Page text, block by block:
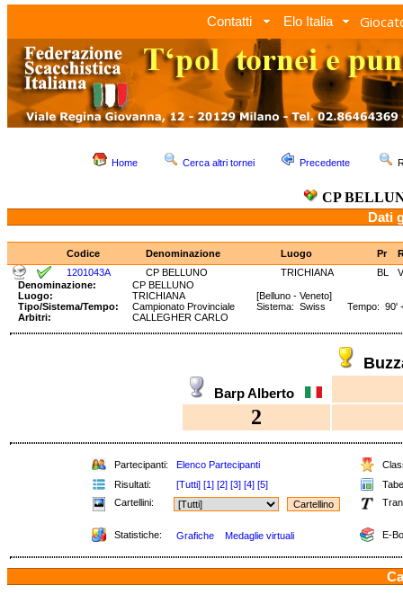
Contatti Elo Italia
Home Cerca altri tornei Precedente
CP
Dati
Codice Denominazione Luogo Pr
1201043A
CP BELLUNO TRICHIANA BL
Denominazione:
CP BELLUNO
Luogo:
TRICHIANA
[Belluno - Veneto]
Tipo/Sistema/Tempo:
Campionato Provinciale Sistema: Swiss Tempo: 90'
Arbitri:
CALLEGHER CARLO
Barp Alberto
2
Partecipanti: Elenco Partecipanti
Risultati:
[Tutti] [1] [2] [3] [4] [5]
Cartellini:
Statistiche: Grafiche Medaglie virtuali E-